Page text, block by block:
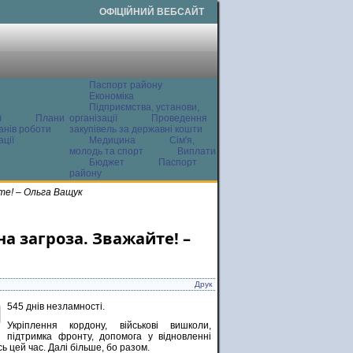
ОФІЦІЙНИЙ ВЕБСАЙТ
Плани
роботи
Паспорт району
Економіка
Підприємства, установи,
організації
Проведення
закупівель за державні кошти
Медицина
Сім'я,
молодь та спорт
Виплати
Бюджет
Паспорт
району
– Ольга Ващук
загроза. Зважайте! –
Друк
545 днів незламності.
Укріплення кордону, військові вишколи,
підтримка фронту, допомога у відновленні
цей час. Далі більше, бо разом.